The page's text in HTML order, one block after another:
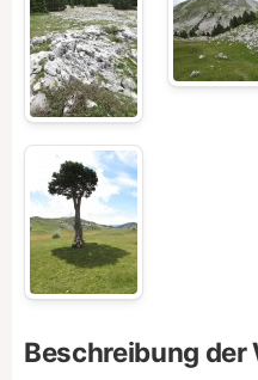
Beschreibung